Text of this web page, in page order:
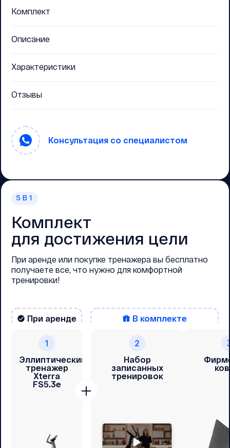
5 В 1
Комплект
для достижения цели
При аренде или покупке тренажера вы бесплатно
получаете все, что нужно для комфортной
тренировки!
При аренде
1
Эллиптический
тренажер
Xterra
FS5.3e
В комплекте
2
Набор
записанных
тренировок
Комплект
Описание
Характеристики
Отзывы
Консультация со специалистом